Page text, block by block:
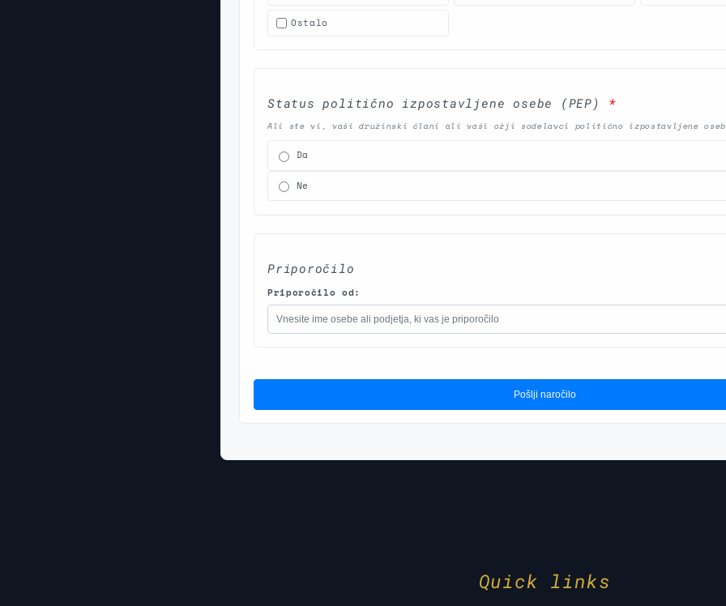
Ostalo
Status politično izpostavljene osebe (PEP) *
Ali ste vi, vaši družinski člani ali vaši ožji sodelavci politično izpostavljene
Da
Ne
Priporočilo
Priporočilo od:
Pošlji naročilo
Quick links